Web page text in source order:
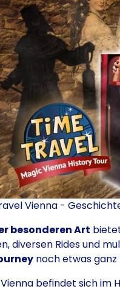
Vienna -
besonderen Art
diversen Rides und
noch etwas ganz
befindet sich im